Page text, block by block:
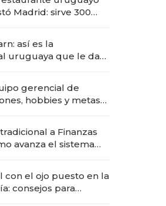
Madrid: sirve 300
así es la
uruguaya que le da
gerencial de
hobbies y metas
a Finanzas
avanza el sistema
con el ojo puesto en la
consejos para